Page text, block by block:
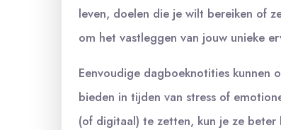
leven, doelen die je wilt bereiken of
om het vastleggen van jouw unieke
Eenvoudige dagboeknotities kunnen
bieden in tijden van stress of
(of digitaal) te zetten, kun je ze beter